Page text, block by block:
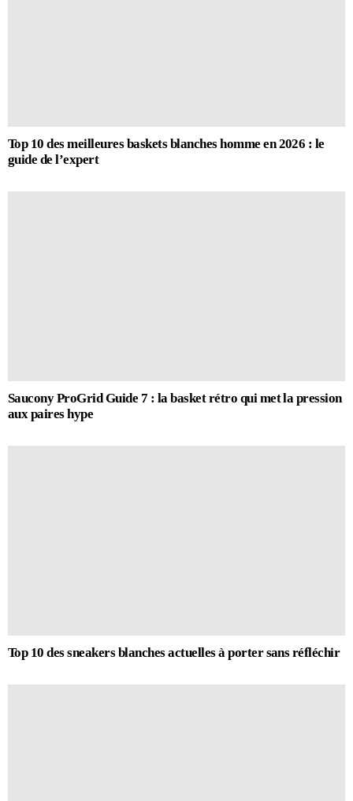
Top 10 des meilleures baskets blanches homme en 2026 : le
guide de l’expert
Saucony ProGrid Guide 7 : la basket rétro qui met la pression
aux paires hype
Top 10 des sneakers blanches actuelles à porter sans réfléchir